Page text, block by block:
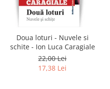
Doua loturi - Nuvele si
schite - Ion Luca Caragiale
22,00 Lei
17,38 Lei